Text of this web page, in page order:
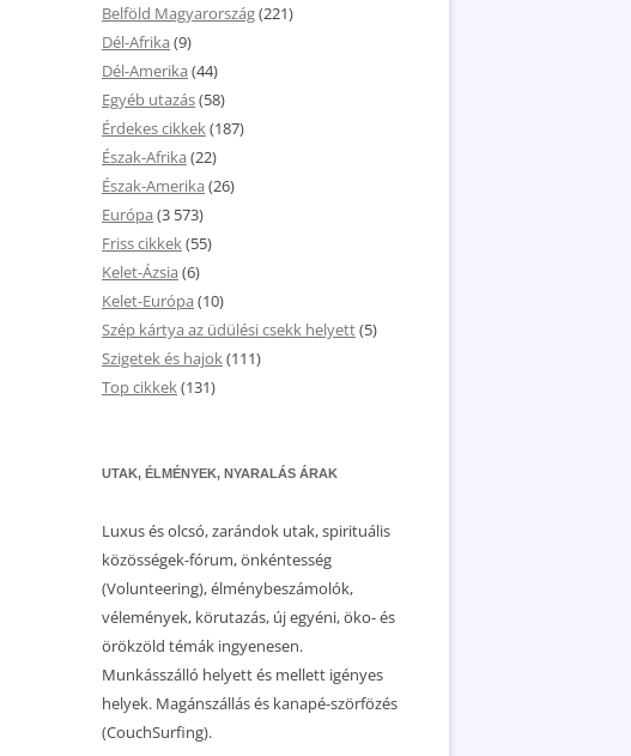
Belföld Magyarország(221)
Dél-Afrika (9)
Dél-Amerika (44)
Egyéb utazás(58)
Érdekes cikkek(187)
Észak-Afrika (22)
Észak-Amerika (26)
Európa (3 573)
Friss cikkek(55)
Kelet-Ázsia (6)
Kelet-Európa (10)
Szép kártya az üdülési csekk helyett(5)
Szigetek és hajok(111)
Top cikkek(131)
UTAK, ÉLMÉNYEK, NYARALÁS ÁRAK
Luxus és olcsó, zarándok utak, spirituális
közösségek-fórum, önkéntesség
(Volunteering), élménybeszámolók,
vélemények, körutazás, új egyéni, öko- és
örökzöld témák ingyenesen.
Munkásszálló helyett és mellett igényes
helyek. Magánszállás és kanapé-szörfözés
(CouchSurfing).